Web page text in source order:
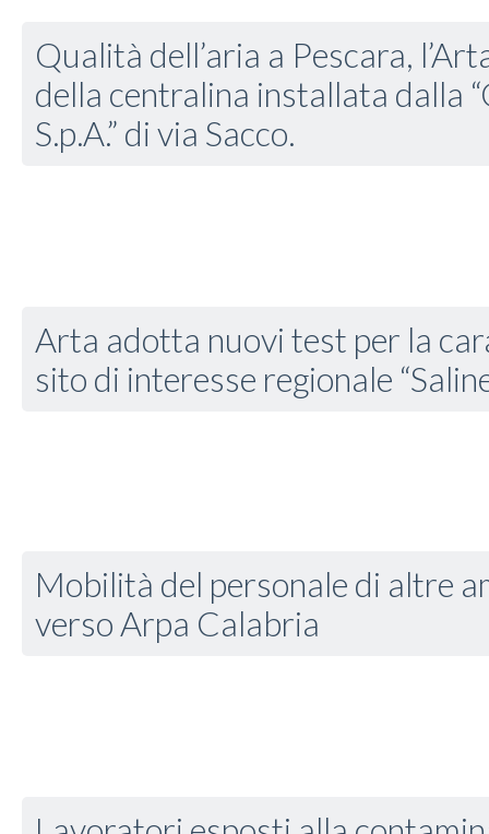
Qualità dell’aria a Pescara,
della centralina installata dalla
S.p.A.” di via Sacco.
Arta adotta nuovi test per la
sito di interesse regionale
Mobilità del personale di altre
verso Arpa Calabria